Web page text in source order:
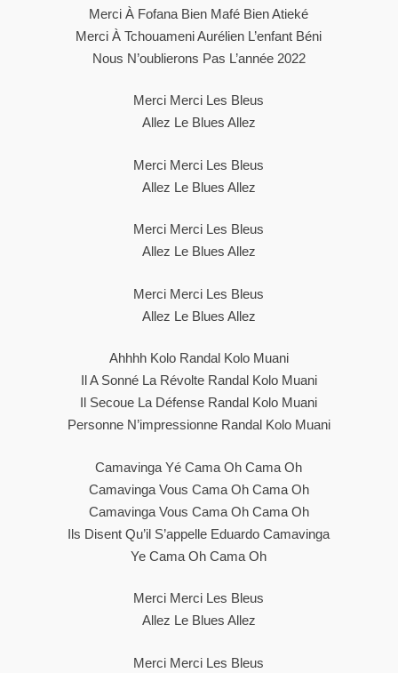
Merci À Fofana Bien Mafé Bien Atieké
Merci À Tchouameni Aurélien L’enfant Béni
Nous N’oublierons Pas L’année 2022
Merci Merci Les Bleus
Allez Le Blues Allez
Merci Merci Les Bleus
Allez Le Blues Allez
Merci Merci Les Bleus
Allez Le Blues Allez
Merci Merci Les Bleus
Allez Le Blues Allez
Ahhhh Kolo Randal Kolo Muani
Il A Sonné La Révolte Randal Kolo Muani
Il Secoue La Défense Randal Kolo Muani
Personne N’impressionne Randal Kolo Muani
Camavinga Yé Cama Oh Cama Oh
Camavinga Vous Cama Oh Cama Oh
Camavinga Vous Cama Oh Cama Oh
Ils Disent Qu’il S’appelle Eduardo Camavinga
Ye Cama Oh Cama Oh
Merci Merci Les Bleus
Allez Le Blues Allez
Merci Merci Les Bleus